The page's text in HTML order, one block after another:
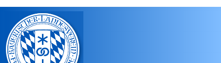
Direkt zum Inhalt